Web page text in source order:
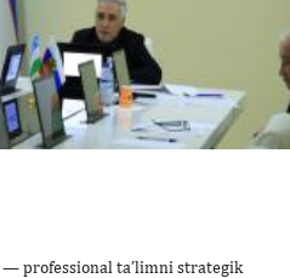
professional ta’limni strategik